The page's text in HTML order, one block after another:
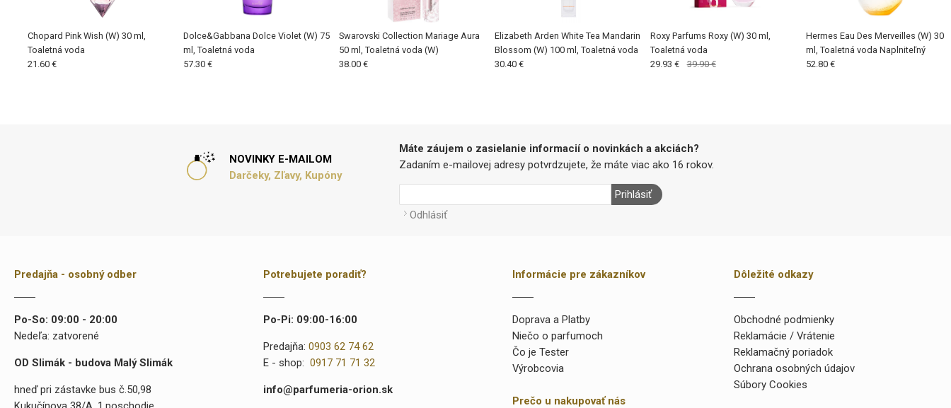
Chopard Pink Wish (W) 30 ml,
Toaletná voda
21.60 €
Dolce&Gabbana Dolce Violet (W) 75
ml, Toaletná voda
57.30 €
Swarovski Collection Mariage Aura
50 ml, Toaletná voda (W)
38.00 €
Elizabeth Arden White Tea Mandarin
Blossom (W) 100 ml, Toaletná voda
30.40 €
Roxy Parfums Roxy (W) 30 ml,
Toaletná voda
29.93 € 39.90 €
Hermes Eau Des Merveilles (W) 30
ml, Toaletná voda Naplniteľný
52.80 €
NOVINKY E-MAILOM
Darčeky, Zľavy, Kupóny
Máte záujem o zasielanie informacií o novinkách a akciách?
Zadaním e-mailovej adresy potvrdzujete, že máte viac ako 16 rokov.
Prihlásiť
Odhlásiť
Predajňa - osobný odber
Po-So: 09:00 - 20:00
Nedeľa: zatvorené
OD Slimák - budova Malý Slimák
hneď pri zástavke bus č.50,98
Potrebujete poradiť?
Po-Pi: 09:00-16:00
Predajňa:0903 62 74 62
E - shop:0917 71 71 32
info@parfumeria-orion.sk
Informácie pre zákazníkov
Doprava a Platby
Niečo o parfumoch
Čo je Tester
Výrobcovia
Prečo u nakupovať nás
Dôležité odkazy
Obchodné podmienky
Reklamácie / Vrátenie
Reklamačný poriadok
Ochrana osobných údajov
Súbory Cookies